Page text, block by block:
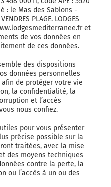
: le Mas des Sablons -
PLAGE. LODGES
et
de vos données en
de ces données.
des dispositions
données personnelles
de protéger votre vie
la confidentialité, la
et l’accès
nous confiez.
pour vous présenter
précise possible sur la
traitées, avec la mise
des moyens techniques
contre la perte, la
ou l’accès à un ou des